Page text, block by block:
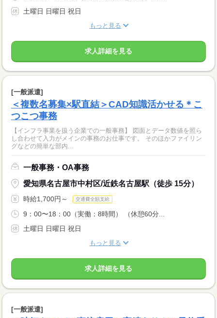
土曜日 日曜日 祝日
もっと見る
求人詳細を見る
[一般派遣]
＜複数名募集×駅直結＞CAD知識活かせる＊こ
つこつ事務
【インフラ事業を扱う企業での一般事務】 図面とデータ数値を照ら
し合わせて入力がメインの事務のお仕事です。 そのほかファイリン
グなどの簡単な部内...
一般事務・OA事務
愛知県名古屋市中村区/近鉄名古屋駅（徒歩 15分）
時給1,700円～ 交通費全額支給
9：00〜18：00（実働：8時間） （休憩60分...
土曜日 日曜日 祝日
もっと見る
求人詳細を見る
[一般派遣]